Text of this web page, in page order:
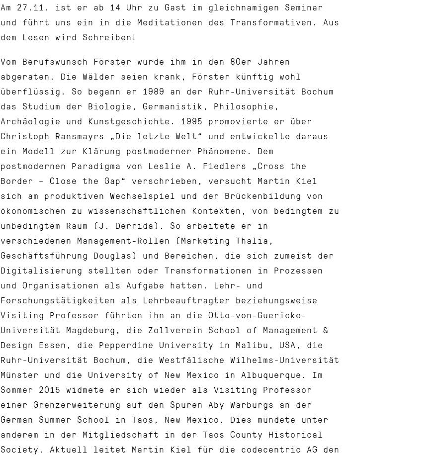
Am 27.11. ist er ab 14 Uhr zu Gast im gleichnamigen Seminar
und führt uns ein in die Meditationen des Transformativen. Aus
dem Lesen wird Schreiben!
Vom Berufswunsch Förster wurde ihm in den 80er Jahren
abgeraten. Die Wälder seien krank, Förster künftig wohl
überflüssig. So begann er 1989 an der Ruhr-Universität Bochum
das Studium der Biologie, Germanistik, Philosophie,
Archäologie und Kunstgeschichte. 1995 promovierte er über
Christoph Ransmayrs „Die letzte Welt“ und entwickelte daraus
ein Modell zur Klärung postmoderner Phänomene. Dem
postmodernen Paradigma von Leslie A. Fiedlers „Cross the
Border – Close the Gap“ verschrieben, versucht Martin Kiel
sich am produktiven Wechselspiel und der Brückenbildung von
ökonomischen zu wissenschaftlichen Kontexten, von bedingtem zu
unbedingtem Raum (J. Derrida). So arbeitete er in
verschiedenen Management-Rollen (Marketing Thalia,
Geschäftsführung Douglas) und Bereichen, die sich zumeist der
Digitalisierung stellten oder Transformationen in Prozessen
und Organisationen als Aufgabe hatten. Lehr- und
Forschungstätigkeiten als Lehrbeauftragter beziehungsweise
Visiting Professor führten ihn an die Otto-von-Guericke-
Universität Magdeburg, die Zollverein School of Management &
Design Essen, die Pepperdine University in Malibu, USA, die
Ruhr-Universität Bochum, die Westfälische Wilhelms-Universität
Münster und die University of New Mexico in Albuquerque. Im
Sommer 2015 widmete er sich wieder als Visiting Professor
einer Grenzerweiterung auf den Spuren Aby Warburgs an der
German Summer School in Taos, New Mexico. Dies mündete unter
anderem in der Mitgliedschaft in der Taos County Historical
Society. Aktuell leitet Martin Kiel für die codecentric AG den